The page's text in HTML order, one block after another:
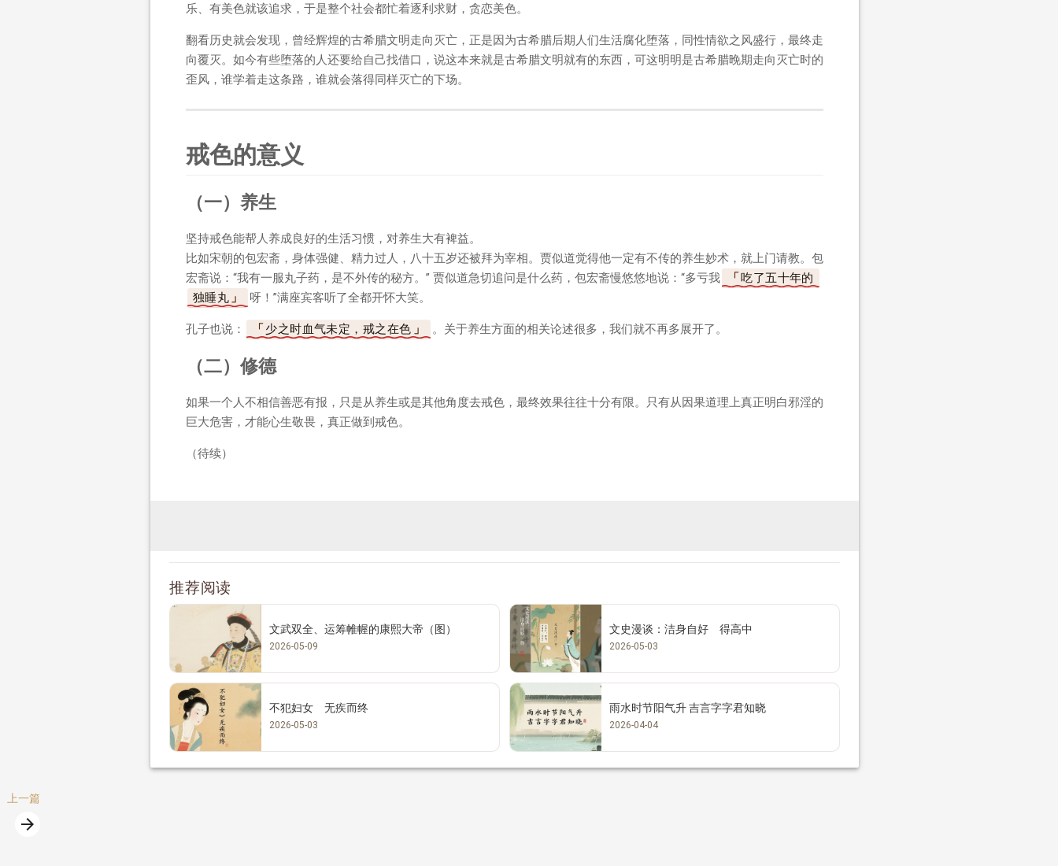
乐、有美色就该追求，于是整个社会都忙着逐利求财，贪恋美色。
翻看历史就会发现，曾经辉煌的古希腊文明走向灭亡，正是因为古希腊后期人们生活腐化堕落，同性情欲之风盛行，最终走
向覆灭。如今有些堕落的人还要给自己找借口，说这本来就是古希腊文明就有的东西，可这明明是古希腊晚期走向灭亡时的
歪风，谁学着走这条路，谁就会落得同样灭亡的下场。
戒色的意义
（一）养生
坚持戒色能帮人养成良好的生活习惯，对养生大有裨益。
比如宋朝的包宏斋，身体强健、精力过人，八十五岁还被拜为宰相。贾似道觉得他一定有不传的养生妙术，就上门请教。包
宏斋说：“我有一服丸子药，是不外传的秘方。” 贾似道急切追问是什么药，包宏斋慢悠悠地说：“多亏我
吃了五十年的
独睡丸
呀！”满座宾客听了全都开怀大笑。
孔子也说： 少之时血气未定，戒之在色 。关于养生方面的相关论述很多，我们就不再多展开了。
（二）修德
如果一个人不相信善恶有报，只是从养生或是其他角度去戒色，最终效果往往十分有限。只有从因果道理上真正明白邪淫的
巨大危害，才能心生敬畏，真正做到戒色。
（待续）
推荐阅读
文武双全、运筹帷幄的康熙大帝（图）
2026-05-09
文史漫谈：洁身自好 得高中
2026-05-03
不犯妇女 无疾而终
2026-05-03
雨水时节阳气升 吉言字字君知晓
2026-04-04
一篇
arrow_forward